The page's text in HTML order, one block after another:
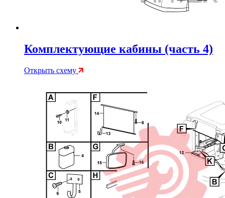
Комплектующие кабины (часть 4)
Открыть схему